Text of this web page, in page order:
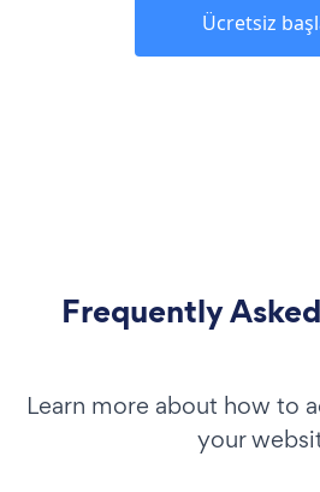
Ücretsiz
Frequently
Learn more about how to
your